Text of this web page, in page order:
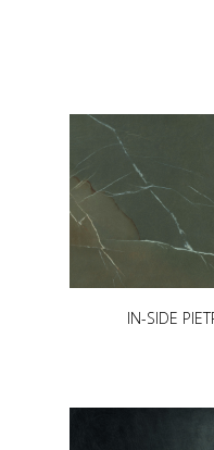
IN-SIDE